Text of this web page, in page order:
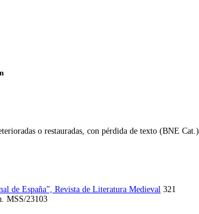
o restauradas, con pérdida de texto (BNE Cat.)
de España”, Revista de Literatura Medieval 321
MSS/23103